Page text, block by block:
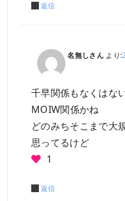
返信
名無しさん より:
千早関係もなくはな
MOIW関係かね
どのみちそこまで大
思ってるけど
1
返信